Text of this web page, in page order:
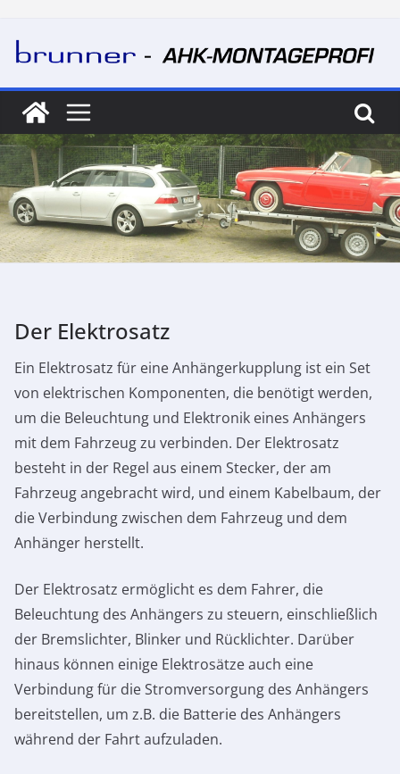
content
Der Elektrosatz
Ein Elektrosatz für eine Anhängerkupplung ist ein Set
von elektrischen Komponenten, die benötigt werden,
um die Beleuchtung und Elektronik eines Anhängers
mit dem Fahrzeug zu verbinden. Der Elektrosatz
besteht in der Regel aus einem Stecker, der am
Fahrzeug angebracht wird, und einem Kabelbaum, der
die Verbindung zwischen dem Fahrzeug und dem
Anhänger herstellt.
Der Elektrosatz ermöglicht es dem Fahrer, die
Beleuchtung des Anhängers zu steuern, einschließlich
der Bremslichter, Blinker und Rücklichter. Darüber
hinaus können einige Elektrosätze auch eine
Verbindung für die Stromversorgung des Anhängers
bereitstellen, um z.B. die Batterie des Anhängers
während der Fahrt aufzuladen.